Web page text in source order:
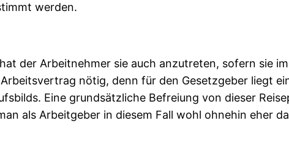
werden.
der Arbeitnehmer sie auch anzutreten, sofern sie
nötig, denn für den Gesetzgeber liegt
Eine grundsätzliche Befreiung von dieser
als Arbeitgeber in diesem Fall wohl ohnehin eher